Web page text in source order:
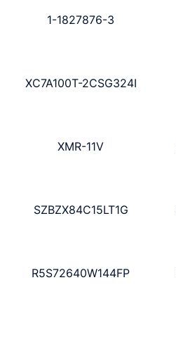
1-1827876-3
XC7A100T-2CSG324I
XMR-11V
SZBZX84C15LT1G
R5S72640W144FP